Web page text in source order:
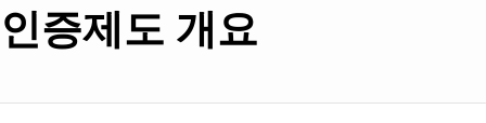
인증제도 개요